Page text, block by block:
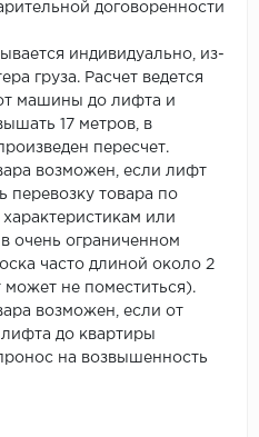
договоренности
индивидуально, из-
груза. Расчет ведется
машины до лифта и
17 метров, в
пересчет.
возможен, если лифт
перевозку товара по
или
очень ограниченном
часто длиной около 2
не поместиться).
возможен, если от
до квартиры
на возвышенность